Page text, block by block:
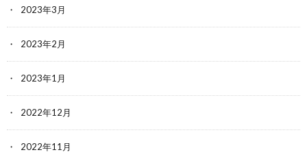
2023年3月
2023年2月
2023年1月
2022年12月
2022年11月